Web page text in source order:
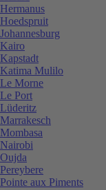
Hermanus
Hoedspruit
Johannesburg
Kairo
Kapstadt
Katima Mulilo
Le Morne
Le Port
Lüderitz
Marrakesch
Mombasa
Nairobi
Oujda
Pereybere
Pointe aux Piments